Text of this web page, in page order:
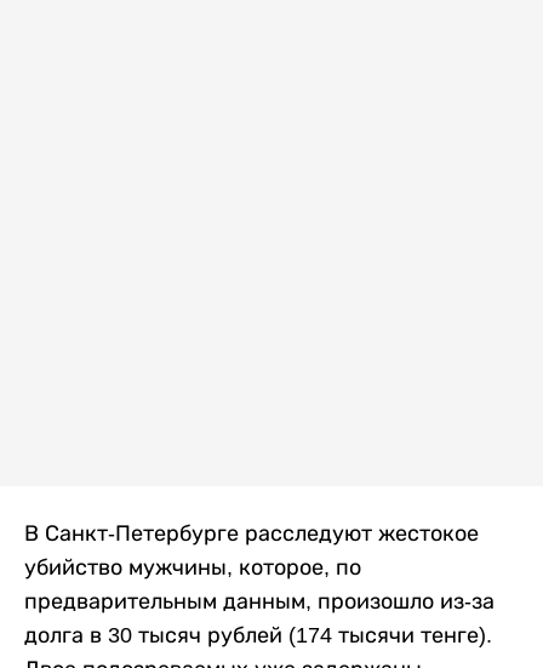
В Санкт-Петербурге расследуют жестокое
убийство мужчины, которое, по
предварительным данным, произошло из-за
долга в 30 тысяч рублей (174 тысячи тенге).